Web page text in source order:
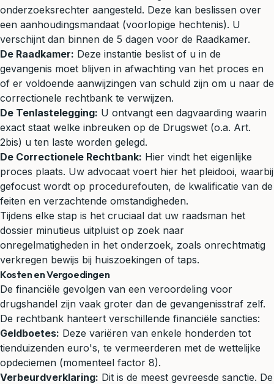
onderzoeksrechter aangesteld. Deze kan beslissen over
een aanhoudingsmandaat (voorlopige hechtenis). U
verschijnt dan binnen de 5 dagen voor de Raadkamer.
De Raadkamer: Deze instantie beslist of u in de
gevangenis moet blijven in afwachting van het proces en
of er voldoende aanwijzingen van schuld zijn om u naar de
correctionele rechtbank te verwijzen.
De Tenlastelegging: U ontvangt een dagvaarding waarin
exact staat welke inbreuken op de Drugswet (o.a. Art.
2bis) u ten laste worden gelegd.
De Correctionele Rechtbank: Hier vindt het eigenlijke
proces plaats. Uw advocaat voert hier het pleidooi, waarbij
gefocust wordt op procedurefouten, de kwalificatie van de
feiten en verzachtende omstandigheden.
Tijdens elke stap is het cruciaal dat uw raadsman het
dossier minutieus uitpluist op zoek naar
onregelmatigheden in het onderzoek, zoals onrechtmatig
verkregen bewijs bij huiszoekingen of taps.
Kosten en Vergoedingen
De financiële gevolgen van een veroordeling voor
drugshandel zijn vaak groter dan de gevangenisstraf zelf.
De rechtbank hanteert verschillende financiële sancties:
Geldboetes: Deze variëren van enkele honderden tot
tienduizenden euro's, te vermeerderen met de wettelijke
opdeciemen (momenteel factor 8).
Verbeurdverklaring: Dit is de meest gevreesde sanctie. De